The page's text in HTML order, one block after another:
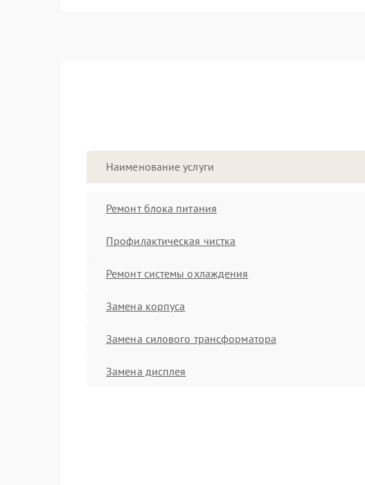
Наименование услуги
Ремонт блока питания
Профилактическая чистка
Ремонт системы охлаждения
Замена корпуса
Замена силового трансформатора
Замена дисплея